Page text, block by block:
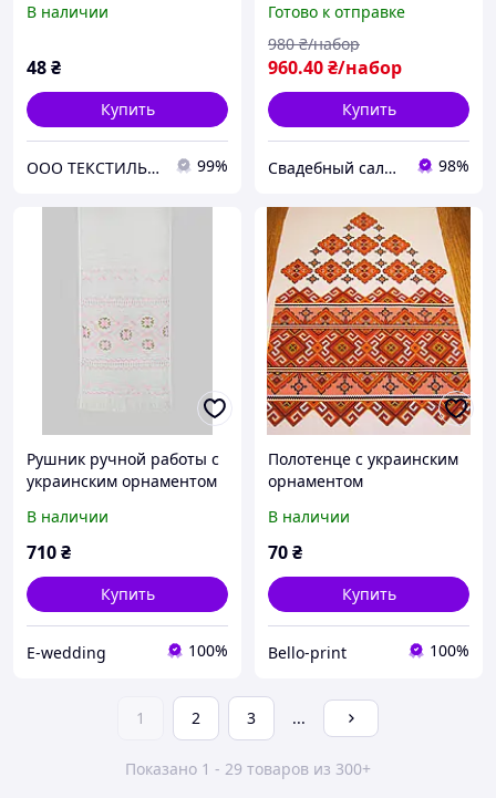
В наличии
48₴
Купить
ООО ТЕКСТИЛЬ ГРУП 99%
Готово к отправке
960.40₴/набор
980 ₴/набор
Купить
Свадебный салон "ПРИНЦЕССА" 98%
Рушник ручной работы с
украинским орнаментом
В наличии
710₴
Купить
E-wedding 100%
Полотенце с украинским
орнаментом
В наличии
70₴
Купить
Bello-print 100%
1 2 3 ...
Показано 1 - 29 товаров из 300+